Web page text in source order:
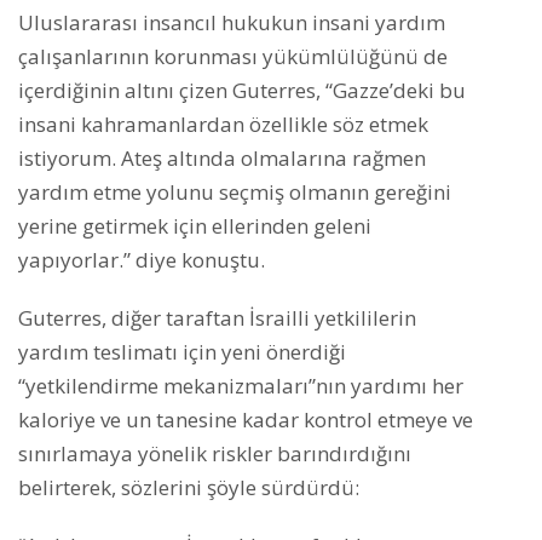
Uluslararası insancıl hukukun insani yardım
çalışanlarının korunması yükümlülüğünü de
içerdiğinin altını çizen Guterres, “Gazze’deki bu
insani kahramanlardan özellikle söz etmek
istiyorum. Ateş altında olmalarına rağmen
yardım etme yolunu seçmiş olmanın gereğini
yerine getirmek için ellerinden geleni
yapıyorlar.” diye konuştu.
Guterres, diğer taraftan İsrailli yetkililerin
yardım teslimatı için yeni önerdiği
“yetkilendirme mekanizmaları”nın yardımı her
kaloriye ve un tanesine kadar kontrol etmeye ve
sınırlamaya yönelik riskler barındırdığını
belirterek, sözlerini şöyle sürdürdü: